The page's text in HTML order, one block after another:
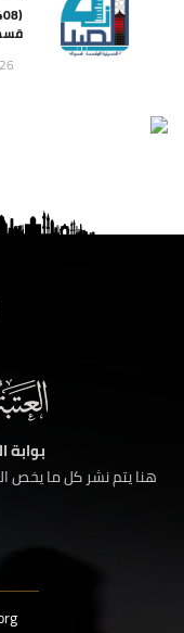
بوابة
هنا يتم نشر كل ما يخص